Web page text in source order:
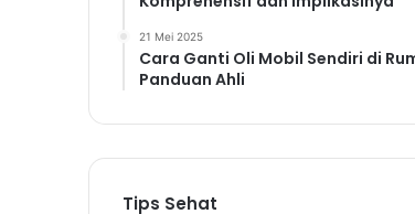
21 Mei 2025
Cara Ganti Oli Mobil Sendiri di
Panduan Ahli
Tips Sehat